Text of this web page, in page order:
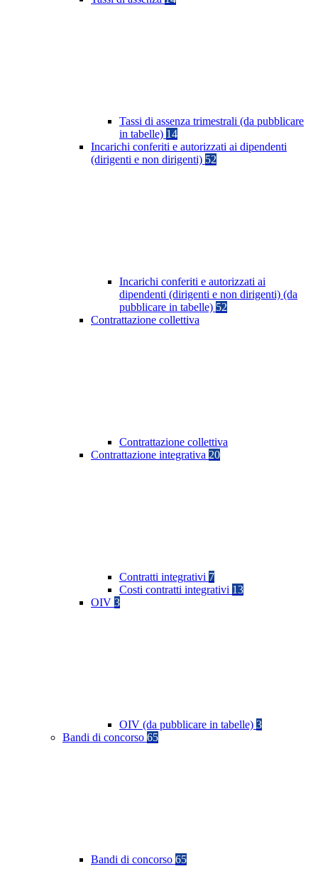
Tassi di assenza trimestrali (da pubblicare
in tabelle) 14
Incarichi conferiti e autorizzati ai dipendenti
(dirigenti e non dirigenti) 52
Incarichi conferiti e autorizzati ai
dipendenti (dirigenti e non dirigenti) (da
pubblicare in tabelle) 52
Contrattazione collettiva
Contrattazione collettiva
Contrattazione integrativa 20
Contratti integrativi 7
Costi contratti integrativi 13
OIV 3
OIV (da pubblicare in tabelle) 3
Bandi di concorso 65
Bandi di concorso 65